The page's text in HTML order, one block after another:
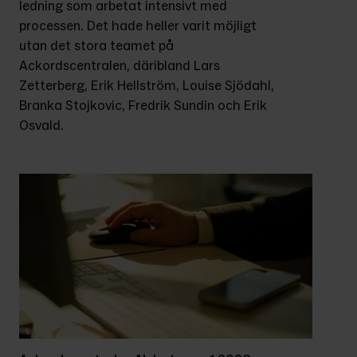
ledning som arbetat intensivt med
processen. Det hade heller varit möjligt
utan det stora teamet på
Ackordscentralen, däribland Lars
Zetterberg, Erik Hellström, Louise Sjödahl,
Branka Stojkovic, Fredrik Sundin och Erik
Osvald.